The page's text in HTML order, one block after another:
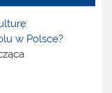
w Polsce?